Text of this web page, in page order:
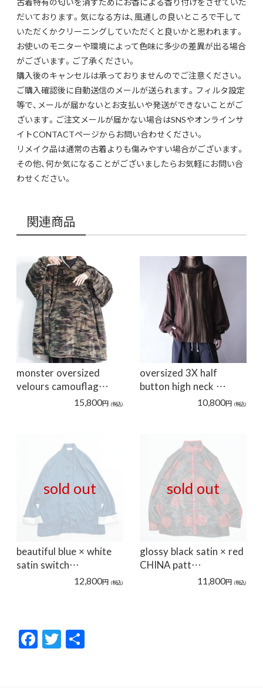
だいております。気になる方は、風通しの良いところで干して
いただくかクリーニングしていただくと良いかと思われます。
お使いのモニターや環境によって色味に多少の差異が出る場合
がございます。ご了承ください。
購入後のキャンセルは承っておりませんのでご注意ください。
ご購入確認後に自動送信のメールが送られます。フィルタ設定
等で、メールが届かないとお支払いや発送ができないことがご
ざいます。ご注文メールが届かない場合はSNSやオンラインサ
イトCONTACTページからお問い合わせください。
リメイク品は通常の古着よりも傷みやすい場合がございます。
その他、何か気になることがございましたらお気軽にお問い合
わせください。
関連商品
monster oversized
velours camouflag…
15,800円 (税込)
oversized 3X half
button high neck …
10,800円 (税込)
sold out
beautiful blue × white
satin switch…
12,800円 (税込)
sold out
glossy black satin × red
CHINA patt…
11,800円 (税込)
F
ac
T
w